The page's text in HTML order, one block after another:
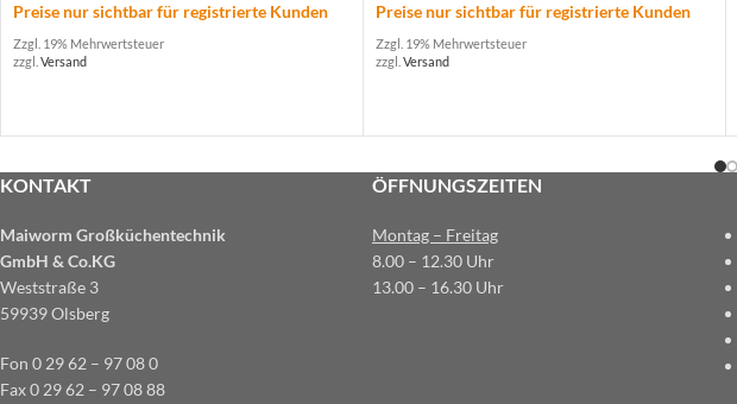
Preise nur sichtbar für registrierte Kunden
Zzgl. 19% Mehrwertsteuer
zzgl. Versand
Preise nur sichtbar für registrierte Kunden
Zzgl. 19% Mehrwertsteuer
zzgl. Versand
KONTAKT
Maiworm Großküchentechnik
GmbH & Co.KG
Weststraße 3
59939 Olsberg
Fon 0 29 62 – 97 08 0
Fax 0 29 62 – 97 08 88
ÖFFNUNGSZEITEN
Montag – Freitag
8.00 – 12.30 Uhr
13.00 – 16.30 Uhr